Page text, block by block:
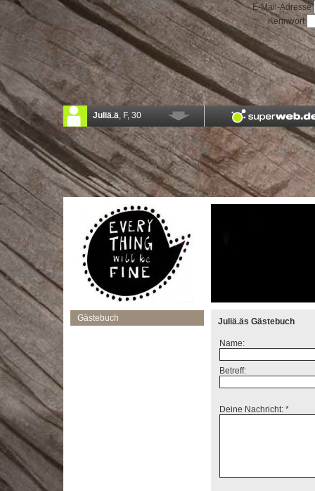
E-Mail-Adresse
Kennwort
Gästebuch Juliä.äs Gästebuch
Name:
Betreff:
Deine Nachricht: *